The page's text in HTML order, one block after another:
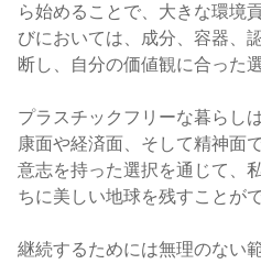
ら始めることで、大きな環境
びにおいては、成分、容器、
断し、自分の価値観に合った
プラスチックフリーな暮らし
康面や経済面、そして精神面
意志を持った選択を通じて、
ちに美しい地球を残すことが
継続するためには無理のない